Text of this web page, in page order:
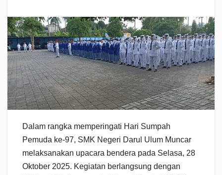
Dalam rangka memperingati Hari Sumpah
Pemuda ke-97, SMK Negeri Darul Ulum Muncar
melaksanakan upacara bendera pada Selasa, 28
Oktober 2025. Kegiatan berlangsung dengan